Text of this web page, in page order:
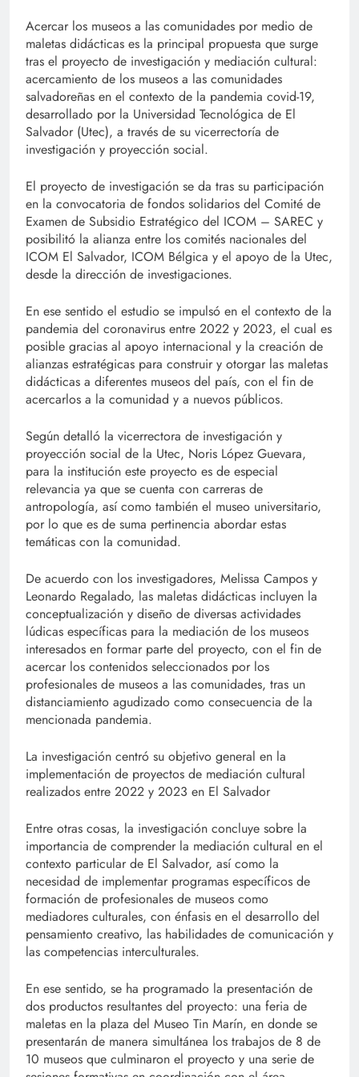
Acercar los museos a las comunidades por medio de
maletas didácticas es la principal propuesta que surge
tras el proyecto de investigación y mediación cultural:
acercamiento de los museos a las comunidades
salvadoreñas en el contexto de la pandemia covid-19,
desarrollado por la Universidad Tecnológica de El
Salvador (Utec), a través de su vicerrectoría de
investigación y proyección social.
El proyecto de investigación se da tras su participación
en la convocatoria de fondos solidarios del Comité de
Examen de Subsidio Estratégico del ICOM – SAREC y
posibilitó la alianza entre los comités nacionales del
ICOM El Salvador, ICOM Bélgica y el apoyo de la Utec,
desde la dirección de investigaciones.
En ese sentido el estudio se impulsó en el contexto de la
pandemia del coronavirus entre 2022 y 2023, el cual es
posible gracias al apoyo internacional y la creación de
alianzas estratégicas para construir y otorgar las maletas
didácticas a diferentes museos del país, con el fin de
acercarlos a la comunidad y a nuevos públicos.
Según detalló la vicerrectora de investigación y
proyección social de la Utec, Noris López Guevara,
para la institución este proyecto es de especial
relevancia ya que se cuenta con carreras de
antropología, así como también el museo universitario,
por lo que es de suma pertinencia abordar estas
temáticas con la comunidad.
De acuerdo con los investigadores, Melissa Campos y
Leonardo Regalado, las maletas didácticas incluyen la
conceptualización y diseño de diversas actividades
lúdicas específicas para la mediación de los museos
interesados en formar parte del proyecto, con el fin de
acercar los contenidos seleccionados por los
profesionales de museos a las comunidades, tras un
distanciamiento agudizado como consecuencia de la
mencionada pandemia.
La investigación centró su objetivo general en la
implementación de proyectos de mediación cultural
realizados entre 2022 y 2023 en El Salvador
Entre otras cosas, la investigación concluye sobre la
importancia de comprender la mediación cultural en el
contexto particular de El Salvador, así como la
necesidad de implementar programas específicos de
formación de profesionales de museos como
mediadores culturales, con énfasis en el desarrollo del
pensamiento creativo, las habilidades de comunicación y
las competencias interculturales.
En ese sentido, se ha programado la presentación de
dos productos resultantes del proyecto: una feria de
maletas en la plaza del Museo Tin Marín, en donde se
presentarán de manera simultánea los trabajos de 8 de
10 museos que culminaron el proyecto y una serie de